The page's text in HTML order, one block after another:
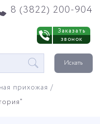
8 (3822) 200-904
Заказать
звонок
Искать
прихожая